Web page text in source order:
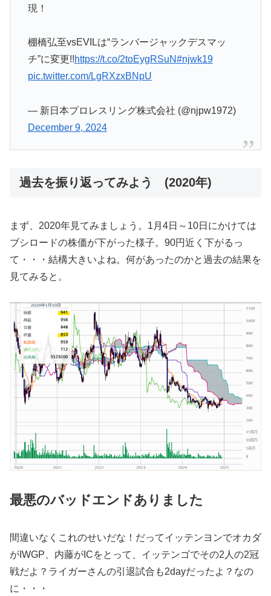
現！
棚橋弘至vsEVILは“ランバージャックデスマッ
チ”に変更!!https://t.co/2toEygRSuN#njwk19
pic.twitter.com/LgRXzxBNpU
— 新日本プロレスリング株式会社 (@njpw1972)
December 9, 2024
過去を振り返ってみよう (2020年)
まず、2020年見てみましょう。1月4日～10日にかけては
ブシロードの株価が下がった様子。90円近く下がるっ
て・・・結構大きいよね。何があったのかと過去の結果を
見てみると。
最悪のバッドエンドありました
間違いなくこれのせいだな！だってイッテンヨンでオカダ
がIWGP、内藤がICをとって、イッテンゴでその2人の2冠
戦だよ？ライガーさんの引退試合も2dayだったよ？なの
に・・・